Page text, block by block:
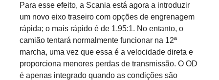
Para esse efeito, a Scania está agora a introduzir
um novo eixo traseiro com opções de engrenagem
rápida; o mais rápido é de 1.95:1. No entanto, o
camião tentará normalmente funcionar na 12ª
marcha, uma vez que essa é a velocidade direta e
proporciona menores perdas de transmissão. O OD
é apenas integrado quando as condições são